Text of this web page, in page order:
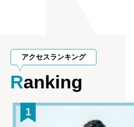
アクセスランキング
Ranking
1